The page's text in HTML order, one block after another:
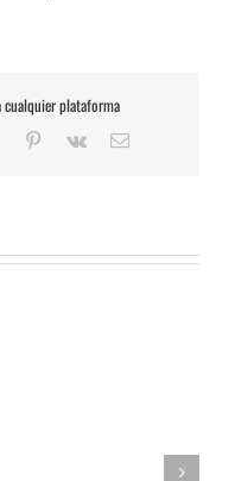
plataforma
Tumblr Pinterest
Vk
Correo
y Alejandro Guasch firman un